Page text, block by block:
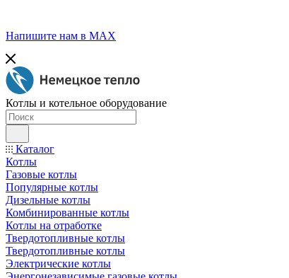
Напишите нам в МАХ
Котлы и котельное оборудование
Каталог
Котлы
Газовые котлы
Популярные котлы
Дизельные котлы
Комбинированные котлы
Котлы на отработке
Твердотопливные котлы
Твердотопливные котлы
Электрические котлы